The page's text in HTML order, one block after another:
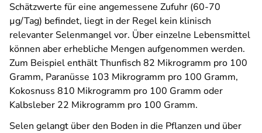
Schätzwerte für eine angemessene Zufuhr (60-70
µg/Tag) befindet, liegt in der Regel kein klinisch
relevanter Selenmangel vor. Über einzelne Lebensmittel
können aber erhebliche Mengen aufgenommen werden.
Zum Beispiel enthält Thunfisch 82 Mikrogramm pro 100
Gramm, Paranüsse 103 Mikrogramm pro 100 Gramm,
Kokosnuss 810 Mikrogramm pro 100 Gramm oder
Kalbsleber 22 Mikrogramm pro 100 Gramm.
Selen gelangt über den Boden in die Pflanzen und über